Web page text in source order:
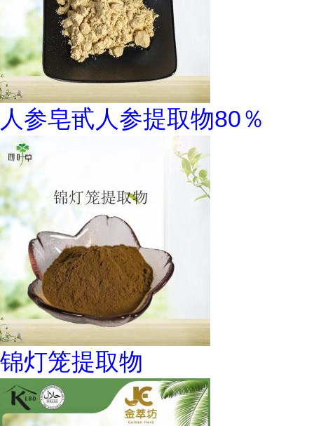
人参皂甙人参提取物80％
锦灯笼提取物